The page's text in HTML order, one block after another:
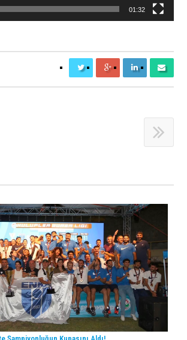
01:32